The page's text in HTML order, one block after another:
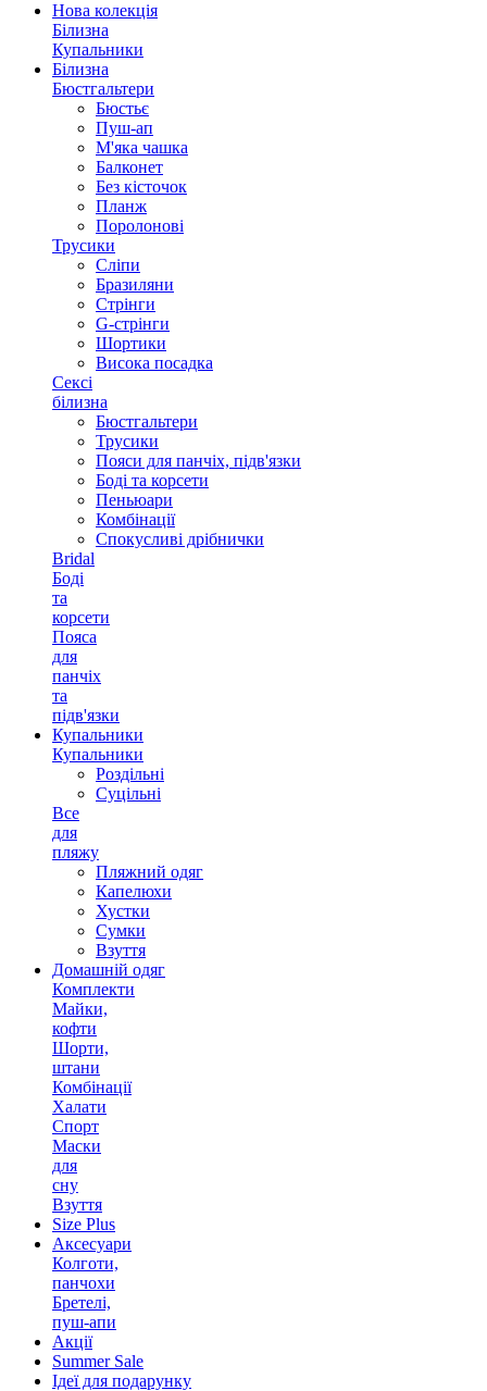
Нова колекція
Білизна
Купальники
Білизна
Бюстгальтери
Бюстьє
Пуш-ап
М'яка чашка
Балконет
Без кісточок
Планж
Поролонові
Трусики
Сліпи
Бразиляни
Стрінги
G-стрінги
Шортики
Висока посадка
Сексі
білизна
Бюстгальтери
Трусики
Пояси для панчіх, підв'язки
Боді та корсети
Пеньюари
Комбінації
Спокусливі дрібнички
Bridal
Боді
та
корсети
Пояса
для
панчіх
та
підв'язки
Купальники
Купальники
Роздільні
Суцільні
Все
для
пляжу
Пляжний одяг
Капелюхи
Хустки
Сумки
Взуття
Домашній одяг
Комплекти
Майки,
кофти
Шорти,
штани
Комбінації
Халати
Спорт
Маски
для
сну
Взуття
Size Plus
Аксесуари
Колготи,
панчохи
Бретелі,
пуш-апи
Акції
Summer Sale
Ідеї для подарунку